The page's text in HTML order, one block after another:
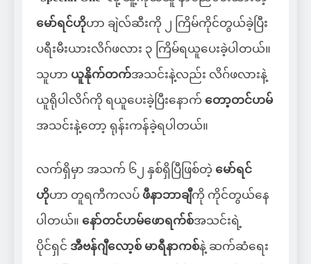
မော်ရင်ဟိုဟာ ချဲလ်ဆီးကို ၂ ကြိမ်ကိုင်တွယ်ခဲ့ပြီး
ပရီးမီးယားလိဂ်ဖလား ၃ ကြိမ်ရယူပေးခဲ့ပါတယ်။
သူဟာ ယူနိုက်တက်အသင်းနဲ့လည်း လိဂ်ဖလားနဲ့
ယူရိုပါလိဂ်ကို ရယူပေးခဲ့ပြီးနောက် တော့တင်ဟမ်
အသင်းနဲ့တော့ ရုန်းကန်ခဲ့ရပါတယ်။
လက်ရှိမှာ အသက် ၆၂ နှစ်ရှိပြီဖြစ်တဲ့ မော်ရင်
ဟိုဟာ တူရကီကလပ် ဖီနာဘာချီကို ကိုင်တွယ်နေ
ပါတယ်။ နော်တင်ဟမ်ဖောရက်စ်အသင်းရဲ့
ပိုင်ရှင် အီဗန်ဂျီလော့စ် မာရီနာကစ်နဲ့ ဆက်ဆံရေး